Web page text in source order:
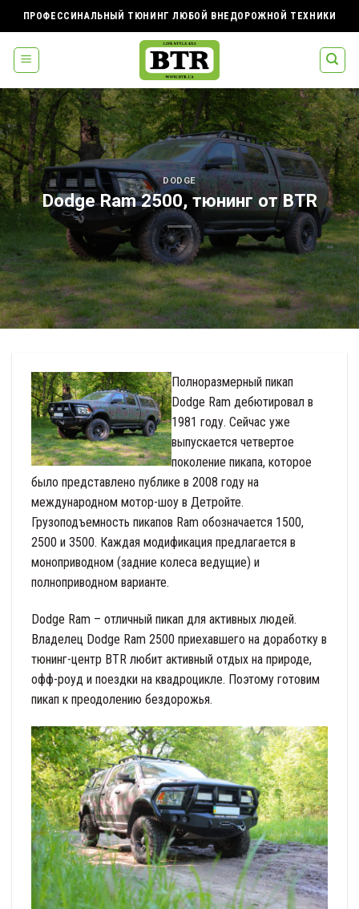
to
content
ПРОФЕССИНАЛЬНЫЙ ТЮНИНГ ЛЮБОЙ ВНЕДОРОЖНОЙ ТЕХНИКИ
DODGE
Dodge Ram 2500, тюнинг от BTR
Полноразмерный пикап
Dodge Ram дебютировал в
1981 году. Сейчас уже
выпускается четвертое
поколение пикапа, которое
было представлено публике в 2008 году на
международном мотор-шоу в Детройте.
Грузоподъемность пикапов Ram обозначается 1500,
2500 и 3500. Каждая модификация предлагается в
моноприводном (задние колеса ведущие) и
полноприводном варианте.
Dodge Ram – отличный пикап для активных людей.
Владелец Dodge Ram 2500 приехавшего на доработку в
тюнинг-центр BTR любит активный отдых на природе,
офф-роуд и поездки на квадроцикле. Поэтому готовим
пикап к преодолению бездорожья.